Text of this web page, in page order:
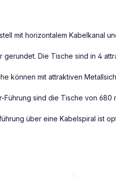
mit horizontalem Kabelkanal
Die Tische sind in 4
können mit attraktiven
sind die Tische von 680
über eine Kabelspiral ist